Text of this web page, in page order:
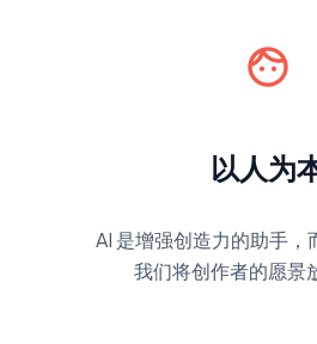
face
以人为
AI 是增强创造力的助手，
我们将创作者的愿景